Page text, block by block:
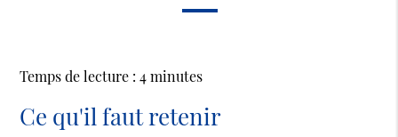
Temps de lecture : 4 minutes
Ce qu'il faut retenir